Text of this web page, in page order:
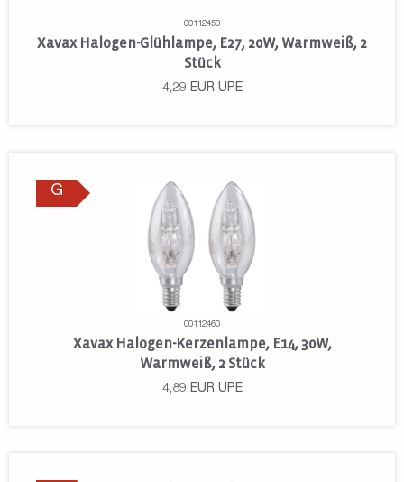
00112450
Xavax Halogen-Glühlampe, E27, 20W, Warmweiß, 2
Stück
4,29 EUR UPE
G
00112460
Xavax Halogen-Kerzenlampe, E14, 30W,
Warmweiß, 2 Stück
4,89 EUR UPE